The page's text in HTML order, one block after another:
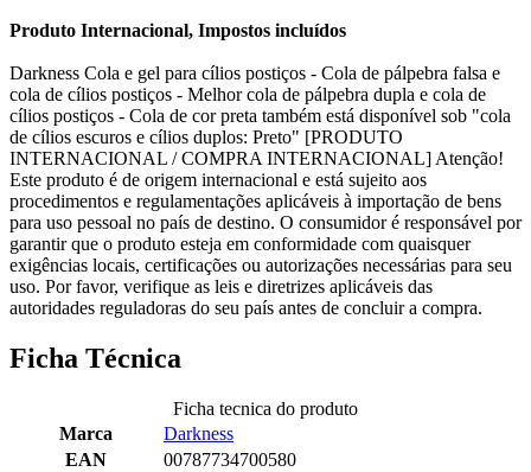
Produto Internacional, Impostos incluídos
Darkness Cola e gel para cílios postiços - Cola de pálpebra falsa e
cola de cílios postiços - Melhor cola de pálpebra dupla e cola de
cílios postiços - Cola de cor preta também está disponível sob "cola
de cílios escuros e cílios duplos: Preto" [PRODUTO
INTERNACIONAL / COMPRA INTERNACIONAL] Atenção!
Este produto é de origem internacional e está sujeito aos
procedimentos e regulamentações aplicáveis à importação de bens
para uso pessoal no país de destino. O consumidor é responsável por
garantir que o produto esteja em conformidade com quaisquer
exigências locais, certificações ou autorizações necessárias para seu
uso. Por favor, verifique as leis e diretrizes aplicáveis das
autoridades reguladoras do seu país antes de concluir a compra.
Ficha Técnica
Ficha tecnica do produto
Marca
Darkness
EAN
00787734700580